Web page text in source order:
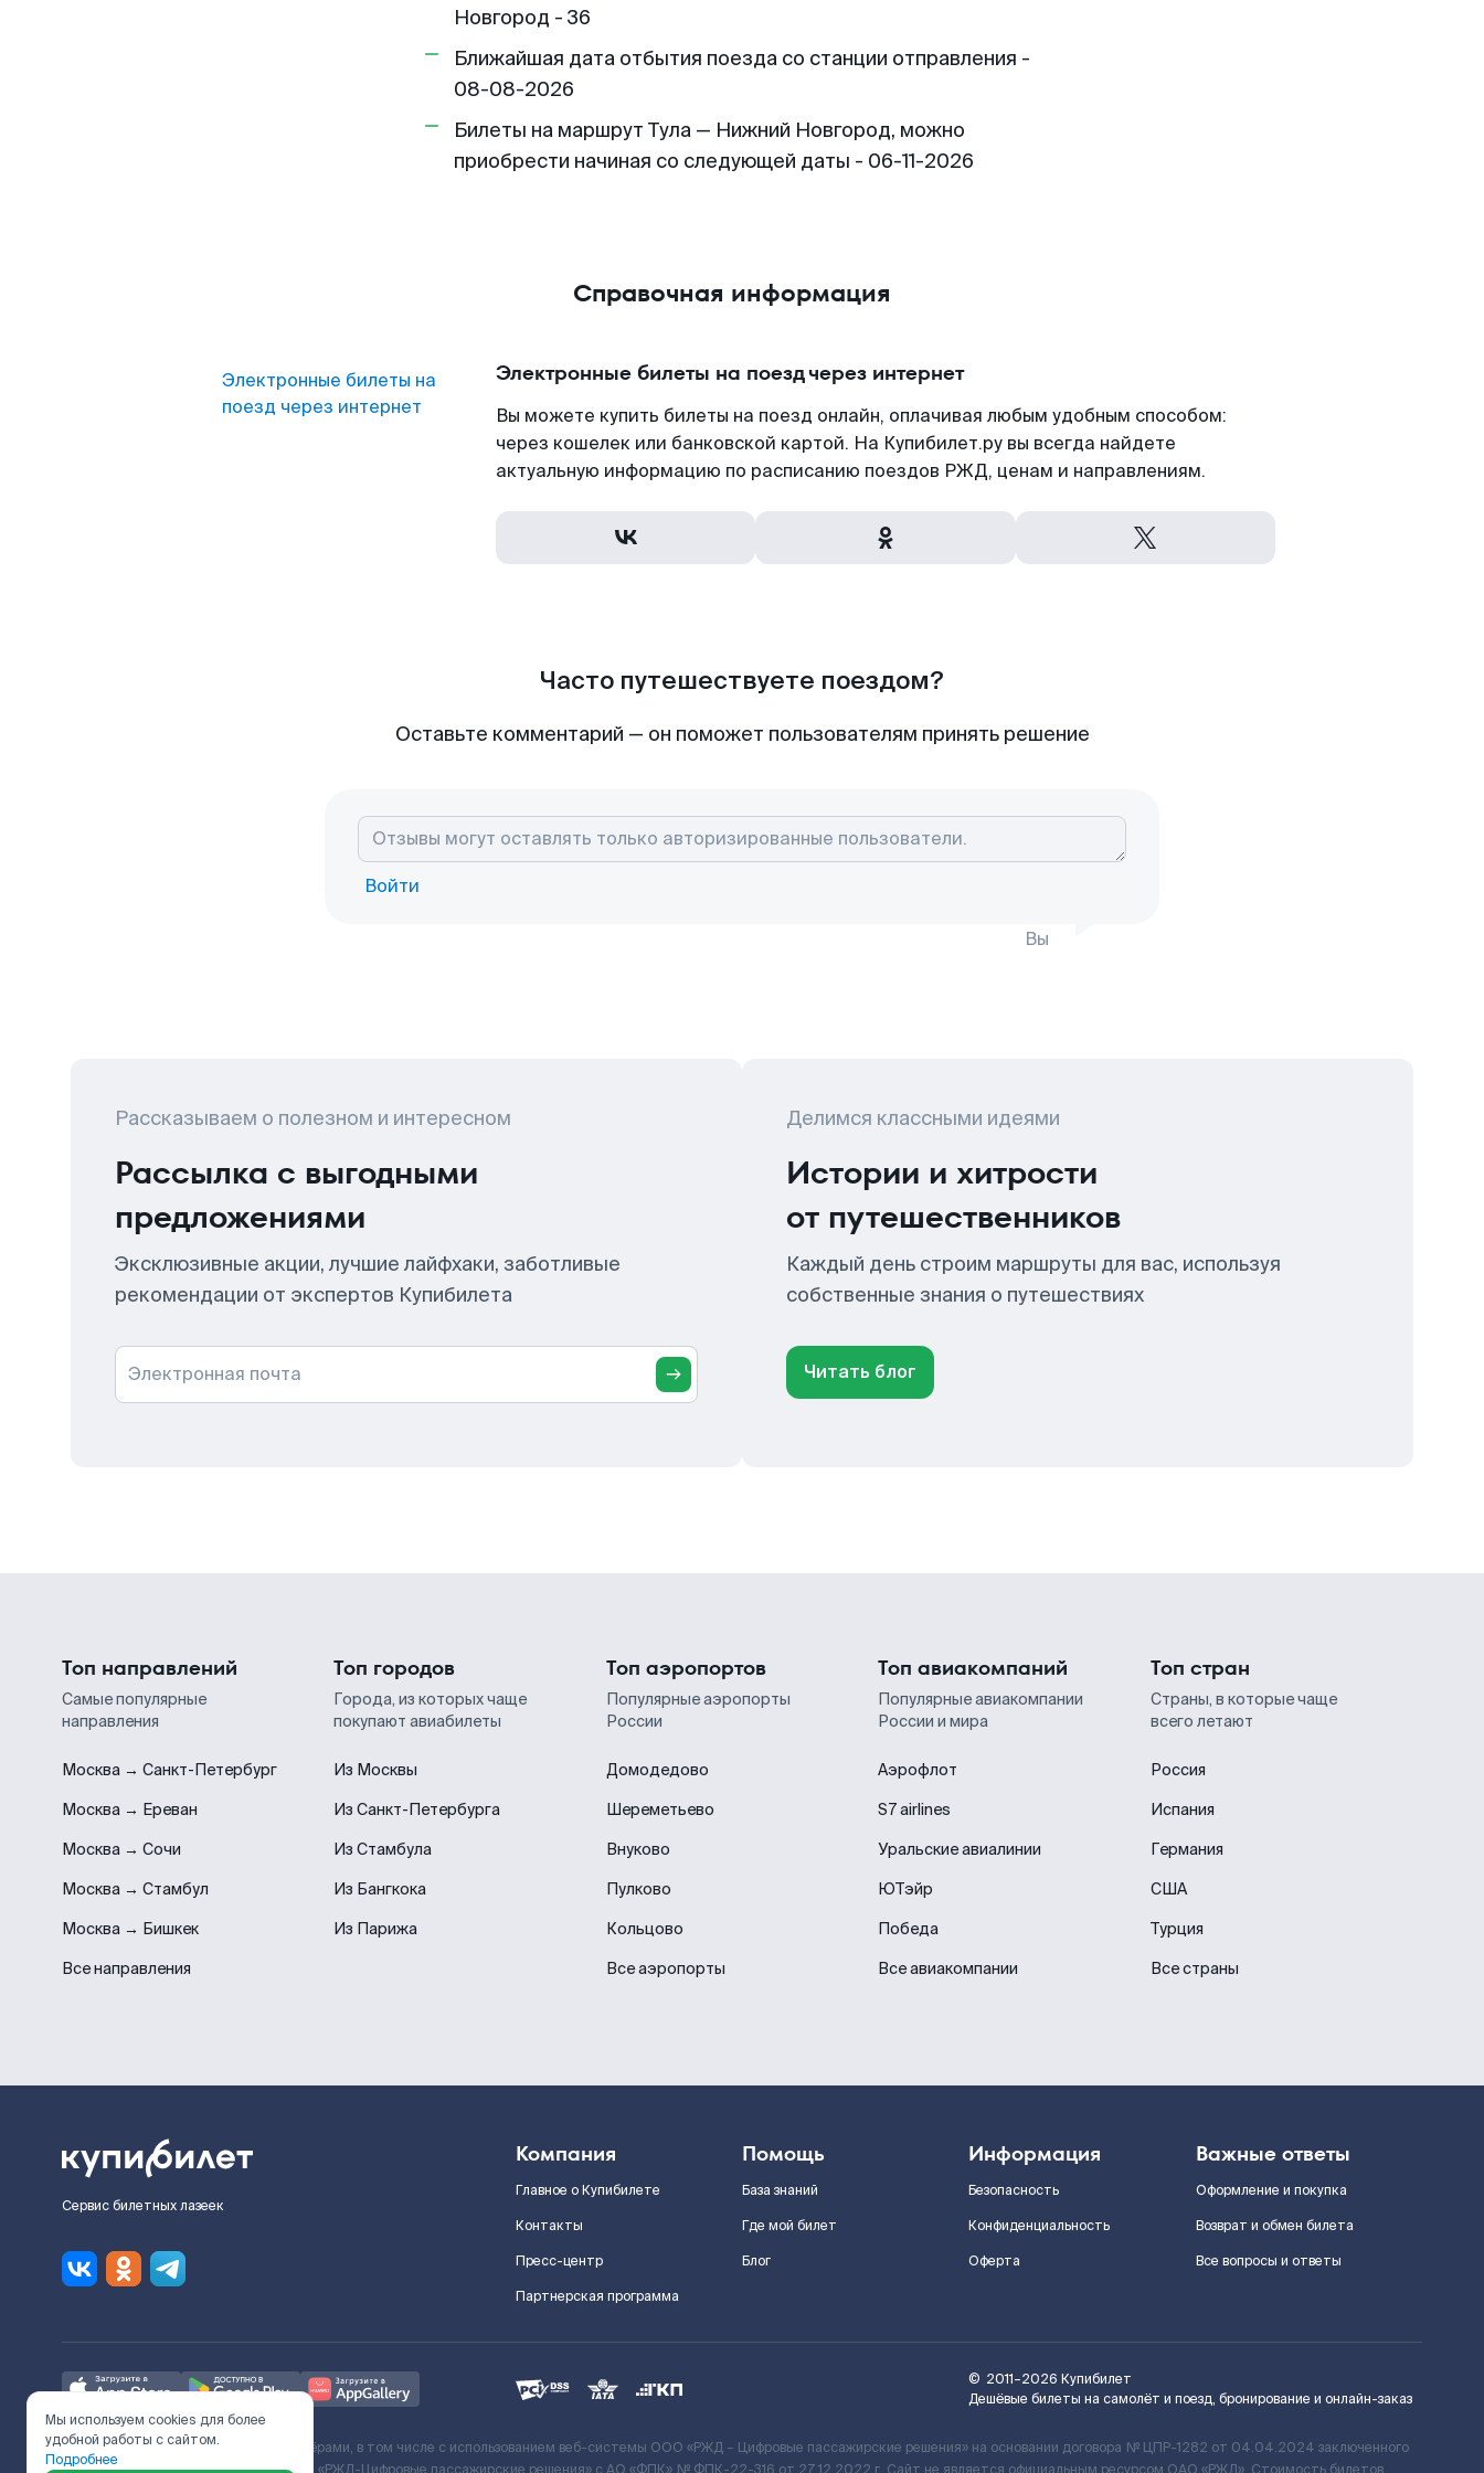
Новгород - 36
Ближайшая дата отбытия поезда со станции отправления -
08-08-2026
Билеты на маршрут Тула — Нижний Новгород, можно
приобрести начиная со следующей даты - 06-11-2026
Справочная информация
Электронные билеты на
поезд через интернет
Электронные билеты на поезд через интернет
Вы можете купить билеты на поезд онлайн, оплачивая любым удобным способом:
через кошелек или банковской картой. На Купибилет.ру вы всегда найдете
актуальную информацию по расписанию поездов РЖД, ценам и направлениям.
Часто путешествуете поездом?
Оставьте комментарий — он поможет пользователям принять решение
Войти
Вы
Рассказываем о полезном и интересном
Рассылка с выгодными
предложениями
Эксклюзивные акции, лучшие лайфхаки, заботливые
рекомендации от экспертов Купибилета
Электронная почта
Делимся классными идеями
Истории и хитрости
от путешественников
Каждый день строим маршруты для вас, используя
собственные знания о путешествиях
Читать блог
Топ направлений
Самые популярные
направления
Москва → Санкт-Петербург
Москва → Ереван
Москва → Сочи
Москва → Стамбул
Москва → Бишкек
Все направления
Топ городов
Города, из которых чаще
покупают авиабилеты
Из Москвы
Из Санкт-Петербурга
Из Стамбула
Из Бангкока
Из Парижа
Топ аэропортов
Популярные аэропорты
России
Домодедово
Шереметьево
Внуково
Пулково
Кольцово
Все аэропорты
Топ авиакомпаний
Популярные авиакомпании
России и мира
Аэрофлот
S7 airlines
Уральские авиалинии
ЮТэйр
Победа
Все авиакомпании
Топ стран
Страны, в которые чаще
всего летают
Россия
Испания
Германия
США
Турция
Все страны
Сервис билетных лазеек
Компания
Главное о Купибилете
Контакты
Пресс-центр
Партнерская программа
Помощь
База знаний
Где мой билет
Блог
Информация
Безопасность
Конфиденциальность
Оферта
Важные ответы
Оформление и покупка
Возврат и обмен билета
Все вопросы и ответы
© 2011–2026 Купибилет
Дешёвые билеты на самолёт и поезд, бронирование и онлайн-заказ
Ж/Д билеты предоставляются партнёрами, в том числе с использованием веб-системы ООО «РЖД – Цифровые пассажирские решения» на основании договора № ЦПР-1282 от 04.04.2024 заключенного
Мы используем cookies для более
удобной работы с сайтом.
Подробнее